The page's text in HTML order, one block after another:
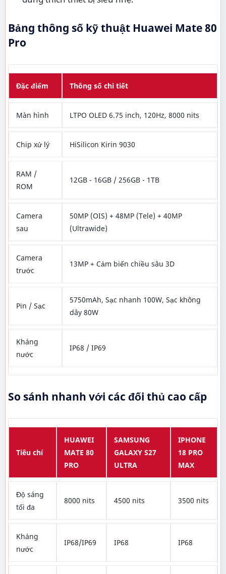
Bảng thông số kỹ thuật Huawei Mate 80
Pro
Đặc điểm Thông số chi tiết
Màn hình LTPO OLED 6.75 inch, 120Hz, 8000 nits
Chip xử lý HiSilicon Kirin 9030
RAM /
ROM
12GB - 16GB / 256GB - 1TB
Camera
sau
50MP (OIS) + 48MP (Tele) + 40MP
(Ultrawide)
Camera
trước
13MP + Cảm biến chiều sâu 3D
Pin / Sạc
5750mAh, Sạc nhanh 100W, Sạc không
dây 80W
Kháng
nước
IP68 / IP69
So sánh nhanh với các đối thủ cao cấp
Tiêu chí
HUAWEI
MATE 80
PRO
SAMSUNG
GALAXY S27
ULTRA
IPHONE
18 PRO
MAX
Độ sáng
tối đa
8000 nits 4500 nits 3500 nits
Kháng
nước
IP68/IP69 IP68 IP68